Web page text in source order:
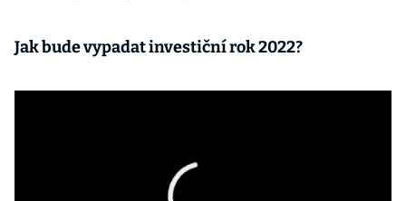
Jak bude vypadat investiční rok 2022?